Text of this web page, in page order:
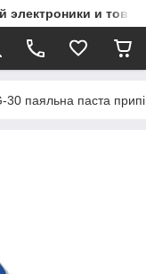
электроники и
30 паяльна паста